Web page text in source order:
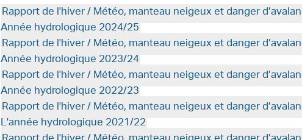
Rapport de l'hiver / Météo, manteau neigeux et danger
Année hydrologique 2024/25
Rapport de l'hiver / Météo, manteau neigeux et danger
Année hydrologique 2023/24
Rapport de l'hiver / Météo, manteau neigeux et danger
Année hydrologique 2022/23
Rapport de l'hiver / Météo, manteau neigeux et danger
L'année hydrologique 2021/22